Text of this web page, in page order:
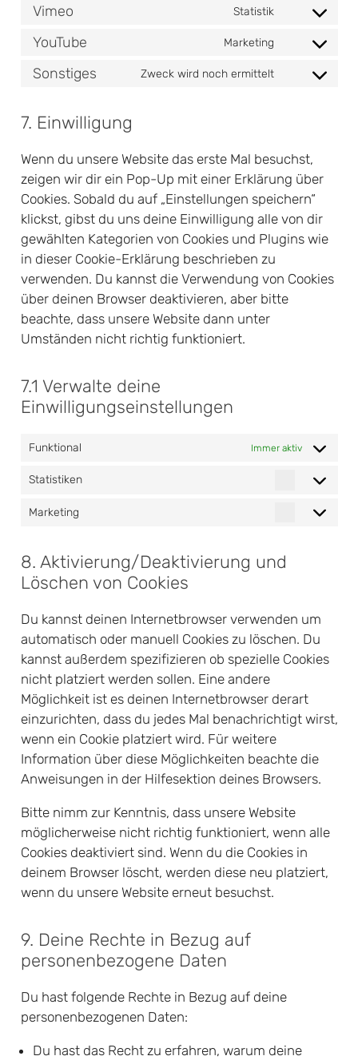
complianz
service
wordpress
Vimeo Statistik
Consent
service
vimeo
YouTube Marketing
Consent
service
Sonstiges Zweck wird noch ermittelt
Consent
7. Einwilligung
Wenn du unsere Website das erste Mal besuchst,
zeigen wir dir ein Pop-Up mit einer Erklärung über
Cookies. Sobald du auf „Einstellungen speichern“
klickst, gibst du uns deine Einwilligung alle von dir
gewählten Kategorien von Cookies und Plugins wie
in dieser Cookie-Erklärung beschrieben zu
verwenden. Du kannst die Verwendung von Cookies
über deinen Browser deaktivieren, aber bitte
beachte, dass unsere Website dann unter
Umständen nicht richtig funktioniert.
7.1 Verwalte deine
Einwilligungseinstellungen
Funktional Immer aktiv
Statistiken
Statistiken
Marketing
Marketing
8. Aktivierung/Deaktivierung und
Löschen von Cookies
Du kannst deinen Internetbrowser verwenden um
automatisch oder manuell Cookies zu löschen. Du
kannst außerdem spezifizieren ob spezielle Cookies
nicht platziert werden sollen. Eine andere
Möglichkeit ist es deinen Internetbrowser derart
einzurichten, dass du jedes Mal benachrichtigt wirst,
wenn ein Cookie platziert wird. Für weitere
Information über diese Möglichkeiten beachte die
Anweisungen in der Hilfesektion deines Browsers.
Bitte nimm zur Kenntnis, dass unsere Website
möglicherweise nicht richtig funktioniert, wenn alle
Cookies deaktiviert sind. Wenn du die Cookies in
deinem Browser löscht, werden diese neu platziert,
wenn du unsere Website erneut besuchst.
9. Deine Rechte in Bezug auf
personenbezogene Daten
Du hast folgende Rechte in Bezug auf deine
personenbezogenen Daten:
Du hast das Recht zu erfahren, warum deine